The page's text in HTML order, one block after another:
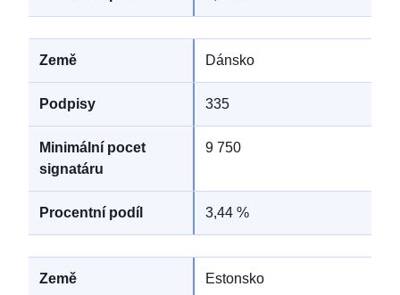
Dánsko
335
9 750
3,44 %
Estonsko